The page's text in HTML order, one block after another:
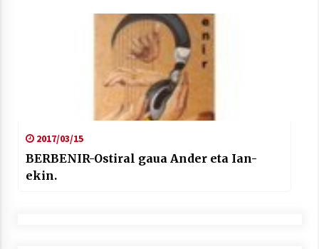
2017/03/15
BERBENIR-Ostiral gaua Ander eta Ian-
ekin.